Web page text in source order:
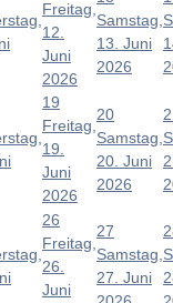
Freitag,
12.
Juni
2026
Samstag,
13. Juni
2026
19
Freitag,
19.
Juni
2026
20
Samstag,
20. Juni
2026
26
Freitag,
26.
Juni
27
Samstag,
27. Juni